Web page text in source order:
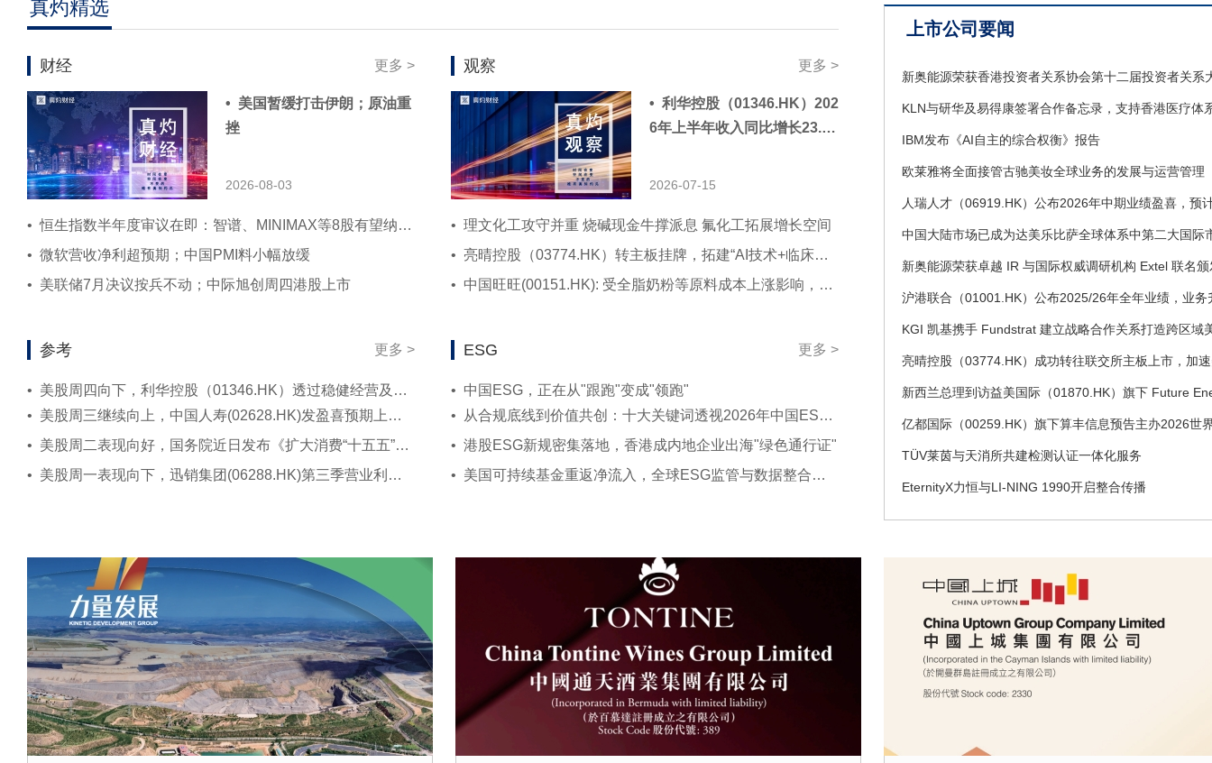
真灼精选
财经 更多 >
• 美国暂缓打击伊朗；原油重
挫
2026-08-03
• 恒生指数半年度审议在即：智谱、MINIMAX等8股有望纳入恒指，49只标的或进港股通
• 微软营收净利超预期；中国PMI料小幅放缓
• 美联储7月决议按兵不动；中际旭创周四港股上市
观察 更多 >
• 利华控股（01346.HK）202
6年上半年收入同比增长23.
2026-07-15
• 理文化工攻守并重 烧碱现金牛撑派息 氟化工拓展增长空间
• 亮晴控股（03774.HK）转主板挂牌，拓建“AI技术+临床抗衰+生物科技+商业运营”全业链生态
• 中国旺旺(00151.HK): 受全脂奶粉等原料成本上涨影响，毛利受压
参考 更多 >
• 美股周四向下，利华控股（01346.HK）透过稳健经营及策略并购持续扩大规模
• 美股周三继续向上，中国人寿(02628.HK)发盈喜预期上半年净利润介乎1,289至1,371亿元人民币
• 美股周二表现向好，国务院近日发布《扩大消费“十五五”规划》
• 美股周一表现向下，迅销集团(06288.HK)第三季营业利润达2,137.9亿日元
ESG 更多 >
• 中国ESG，正在从"跟跑"变成"领跑"
• 从合规底线到价值共创：十大关键词透视2026年中国ESG新趋势
• 港股ESG新规密集落地，香港成内地企业出海"绿色通行证"
• 美国可持续基金重返净流入，全球ESG监管与数据整合加速推进
8月8日，市场监管总局公布数据显示，新产业
业蓄能成势，服务业新消费与高技术服务业双
造业转型加快，产业发展亮点纷呈。新产业新
产业”相关企业56.1万户，保持稳定增长态势，
为构建产业链供应链韧性重要布局的“8大新兴
新设相关企业40.0万户，持续发挥创新引领作
来产业加快孕育。作为抢占科技制高点前瞻布
来产业”，共新设相关企业20.0万户，展现出巨
成式人工智能领域新设企业5.5万户，同比增长
形成新的经济增长点。
【美媒：马斯克拒绝让乌克兰用“星链”打击俄
美国媒体7日披露，美国太空探索技术公司创始
明确拒绝允许乌克兰军方利用SpaceX旗下卫星
统“星链”打击俄罗斯境内目标。美国《大西洋
夫此前一直在推动利用“星链”打击俄罗斯境内
目前，没有作出同意的决定。”报道称，马斯克
绝乌方用“星链”对俄进行纵深打击，是担心危
级。2022年乌克兰危机全面升级后，马斯克曾
克兰提供数万个“星链”终端。但他后来频频与
兰空军8日在社交媒体称，乌克兰首都基辅，以
州等多地有无人机来袭风险。基辅市军事管理
无人机和弹道导弹威胁，基辅市拉响防空警报
称，基辅一处燃料库起火，但未说明具体原因
方面8日凌晨消息，俄罗斯萨马拉州、萨拉托夫
有导弹来袭风险。今天已有十多个俄罗斯机场
降。
【哥伦比亚新总统宣布将加强打击毒品犯罪】
上市公司要闻
KLN与研华及易得康签署合作备忘录，支持香港医疗体
IBM发布《AI自主的综合权衡》报告
欧莱雅将全面接管古驰美妆全球业务的发展与运营管理
中国大陆市场已成为达美乐比萨全球体系中第二大国际
TÜV莱茵与天消所共建检测认证一体化服务
EternityX力恒与LI-NING 1990开启整合传播